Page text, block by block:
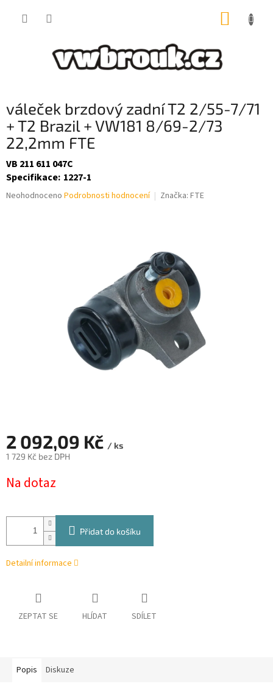
váleček brzdový zadní T2 2/55-7/71
+ T2 Brazil + VW181 8/69-2/73
22,2mm FTE
VB 211 611 047C
Specifikace: 1227-1
Průměrné
Neohodnoceno Podrobnosti hodnocení Značka: FTE
2 092,09 Kč / ks
1 729 Kč bez DPH
cena:
Na dotaz
Přidat do košíku
Detailní informace
ZEPTAT SE HLÍDAT SDÍLET
Popis Diskuze